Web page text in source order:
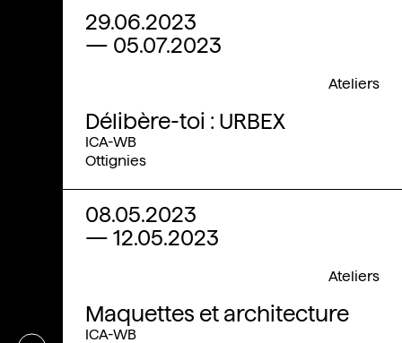
29.06.2023
— 05.07.2023
Délibère-toi : URBEX
Ateliers
ICA-WB
Ottignies
08.05.2023
— 12.05.2023
Maquettes et architecture
Ateliers
ICA-WB